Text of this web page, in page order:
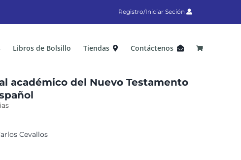
Registro/Iniciar Seción
Libros de Bolsillo Tiendas Contáctenos
académico del Nuevo Testamento
Cevallos